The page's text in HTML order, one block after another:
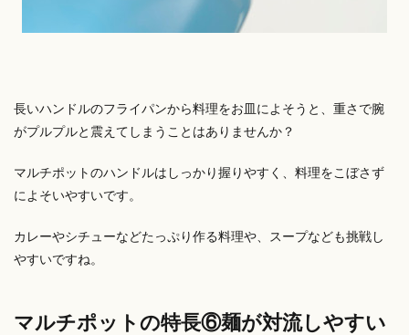
長いハンドルのフライパンから料理をお皿によそうと、重さで腕
がプルプルと震えてしまうことはありませんか？
マルチポットのハンドルはしっかり握りやすく、料理をこぼさず
によそいやすいです。
カレーやシチューなどたっぷり作る料理や、スープなども挑戦し
やすいですね。
マルチポットの特長⑥麺が対流しやすい